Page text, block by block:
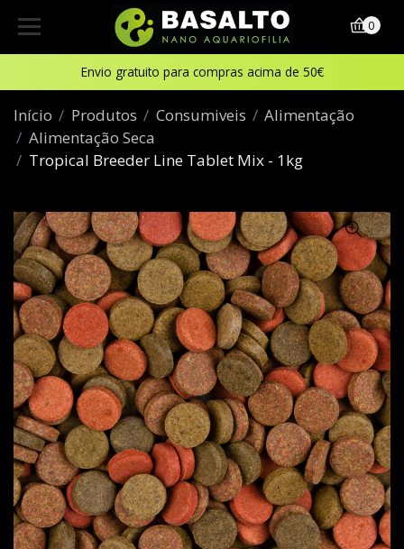
Envio gratuito para compras acima de 50€
0
Início Produtos Consumiveis
Alimentação
Alimentação Seca
Tropical Breeder Line Tablet Mix - 1kg